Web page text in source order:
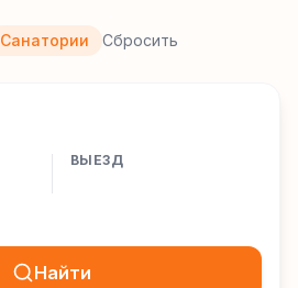
Санатории Сбросить
ВЫЕЗД
Найти